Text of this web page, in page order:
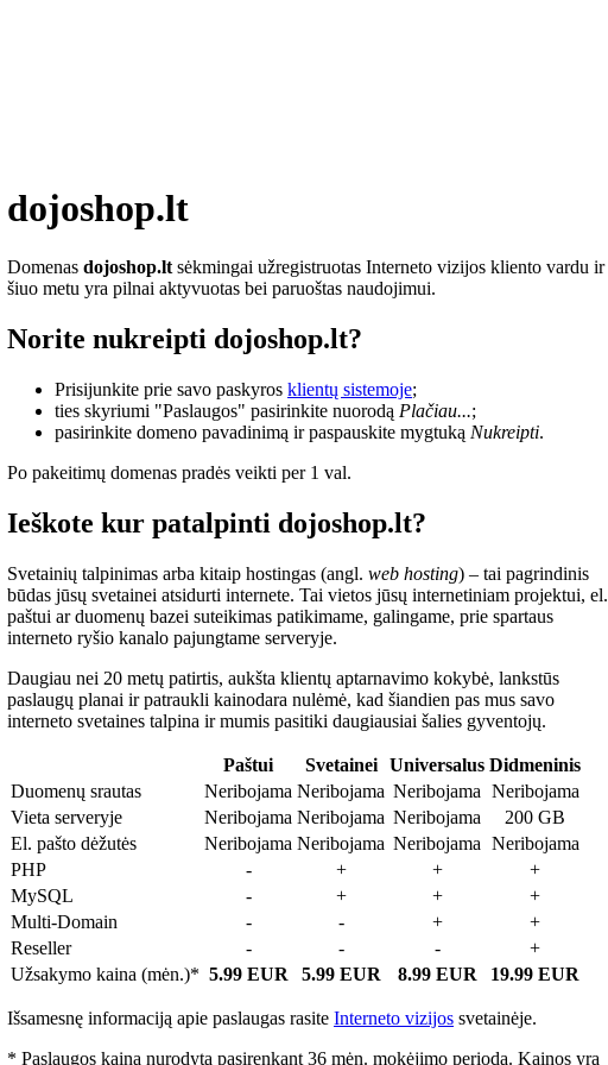
dojoshop.lt
Domenas dojoshop.lt sėkmingai užregistruotas Interneto vizijos kliento vardu ir
šiuo metu yra pilnai aktyvuotas bei paruoštas naudojimui.
Norite nukreipti dojoshop.lt?
Prisijunkite prie savo paskyros klientų sistemoje;
ties skyriumi "Paslaugos" pasirinkite nuorodą Plačiau...;
pasirinkite domeno pavadinimą ir paspauskite mygtuką Nukreipti.
Po pakeitimų domenas pradės veikti per 1 val.
Ieškote kur patalpinti dojoshop.lt?
Svetainių talpinimas arba kitaip hostingas (angl. web hosting) – tai pagrindinis
būdas jūsų svetainei atsidurti internete. Tai vietos jūsų internetiniam projektui, el.
paštui ar duomenų bazei suteikimas patikimame, galingame, prie spartaus
interneto ryšio kanalo pajungtame serveryje.
Daugiau nei 20 metų patirtis, aukšta klientų aptarnavimo kokybė, lankstūs
paslaugų planai ir patraukli kainodara nulėmė, kad šiandien pas mus savo
interneto svetaines talpina ir mumis pasitiki daugiausiai šalies gyventojų.
Paštui Svetainei Universalus Didmeninis
Duomenų srautas
Neribojama Neribojama Neribojama Neribojama
Vieta serveryje
Neribojama Neribojama Neribojama
200 GB
El. pašto dėžutės
Neribojama Neribojama Neribojama Neribojama
PHP
- + +
+
MySQL
- + +
+
Multi-Domain
- - +
+
Reseller
- - -
+
Užsakymo kaina (mėn.)* 5.99 EUR 5.99 EUR 8.99 EUR 19.99 EUR
Išsamesnę informaciją apie paslaugas rasite Interneto vizijos svetainėje.
* Paslaugos kaina nurodyta pasirenkant 36 mėn. mokėjimo periodą. Kainos yra